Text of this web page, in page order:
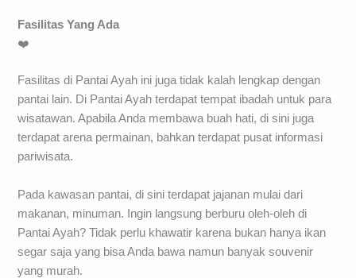
Fasilitas Yang Ada
❤️
Fasilitas di Pantai Ayah ini juga tidak kalah lengkap dengan
pantai lain. Di Pantai Ayah terdapat tempat ibadah untuk para
wisatawan. Apabila Anda membawa buah hati, di sini juga
terdapat arena permainan, bahkan terdapat pusat informasi
pariwisata.
Pada kawasan pantai, di sini terdapat jajanan mulai dari
makanan, minuman. Ingin langsung berburu oleh-oleh di
Pantai Ayah? Tidak perlu khawatir karena bukan hanya ikan
segar saja yang bisa Anda bawa namun banyak souvenir
yang murah.